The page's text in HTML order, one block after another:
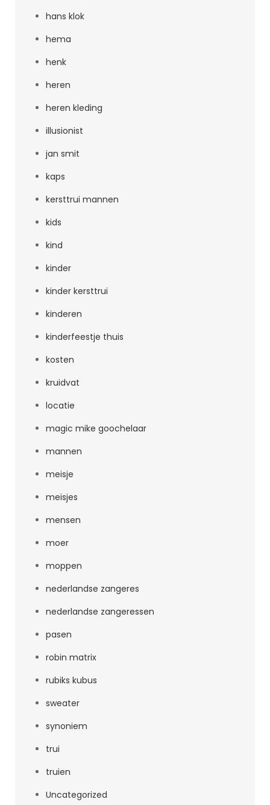
hans klok
hema
henk
heren
heren kleding
illusionist
jan smit
kaps
kersttrui mannen
kids
kind
kinder
kinder kersttrui
kinderen
kinderfeestje thuis
kosten
kruidvat
locatie
magic mike goochelaar
mannen
meisje
meisjes
mensen
moer
moppen
nederlandse zangeres
nederlandse zangeressen
pasen
robin matrix
rubiks kubus
sweater
synoniem
trui
truien
Uncategorized